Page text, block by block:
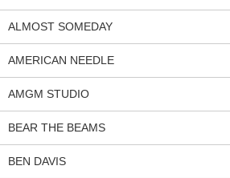
ALMOST SOMEDAY
AMERICAN NEEDLE
AMGM STUDIO
BEAR THE BEAMS
BEN DAVIS